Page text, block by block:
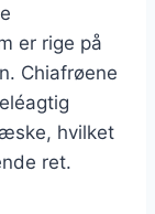
er rige på
Chiafrøene
hvilket
ret.